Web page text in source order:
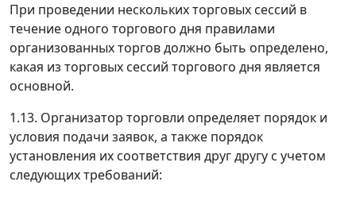
При проведении нескольких торговых сессий в
течение одного торгового дня правилами
организованных торгов должно быть определено,
какая из торговых сессий торгового дня является
основной.
1.13. Организатор торговли определяет порядок и
условия подачи заявок, а также порядок
установления их соответствия друг другу с учетом
следующих требований: